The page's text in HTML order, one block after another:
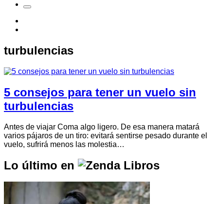
turbulencias
5 consejos para tener un vuelo sin
turbulencias
Antes de viajar Coma algo ligero. De esa manera matará
varios pájaros de un tiro: evitará sentirse pesado durante el
vuelo, sufrirá menos las molestia…
Lo último en